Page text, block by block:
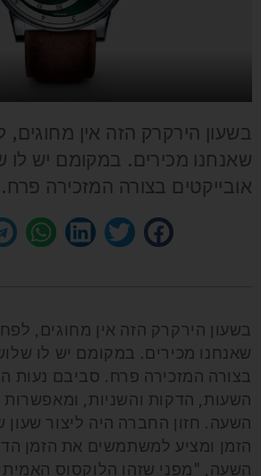
בשעון הירקרק הזה אין
שאנחנו מכירים. במקומם יש לו
אובייקטים בצורה המזכירה פרח.
בשעון הירקרק הזה אין מחוגים,
שאנחנו מכירים. במקומם יש לו
בצורה המזכירה פרח. סביבם נעות
השעות, הדקות והשניות,
השעה. חזון החברה היה ליצור
הזמן ומציע למשתמשים את הזמן
השעה, "מפני שזהו הלוקסוס